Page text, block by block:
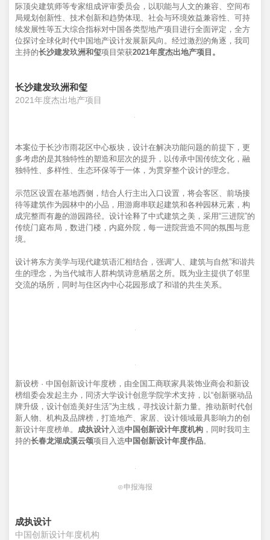
际顶尖建筑师等专家组成评审委员会，以职能与人文的兼容、空间布
局规划创新性、技术创新和趋势体现、社会与环境效益兼容性、可持
续发展性等五大综合指标对中国各类型地产项目进行全面评定，全方
位探讨全球化时代中国地产设计发展新风向。经过激烈的角逐，我司
主持的长沙建发玖洲和玺项目荣获2021年度杰出地产项目。
长沙建发玖洲和玺
2021年度杰出地产项目
本案位于长沙市雨花区中心板块，设计在解决功能问题的前提下，更
多考虑的是其独特性的塑造和层次的提升，以传承中国传统文化，融
独特性、多样性、生态环保等于一体，为贯穿整个设计的理念。
示范区设置在基地西侧，结合人行主出入口设置，将会客区、前场接
待等建筑作为园林中的小品，用游廊串联起建筑和各种园林元素，构
成完整而有趣的游园路径。设计诠释了中式建筑之美，采用“三进院”的
传统门庭布局，数进门楼，内庭外院，每一进院营造不同的氛围与意
境。
设计将东方美学与现代建筑语汇相结合，强调“人、建筑与自然”和谐共
生的理念，为当代城市人群构筑诗意栖居之所。既为业主提供了邻里
交流的场所，同时与住区内中心花园形成了和谐的共生关系。
新设榜 · 中国创新设计年度榜，由全国工商联家具装饰业商会和新设
榜组委会发起主办，同济大学设计创意学院学术支持，以“创新驱动品
牌升级，设计创造美好生活”为主线，寻找设计新力量。推动新时代创
新人物、机构及品牌榜，打造地产、家居、设计领域最具影响力的创
新设计年度榜单。 成执设计 入选中国创新设计年度机构 ，同时我司主
持的长春龙湖成溪云颂项目入选中国创新设计年度作品。
⊙申报海报
成执设计
中国创新设计年度机构